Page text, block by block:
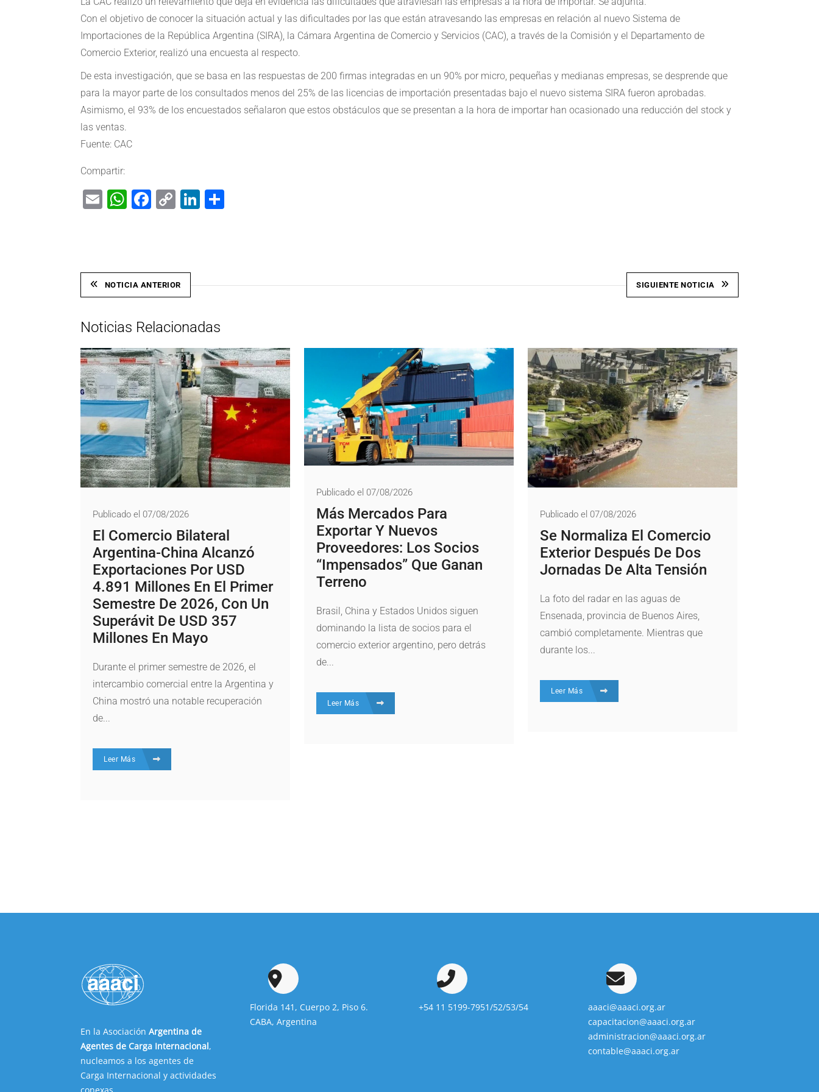
Con el objetivo de conocer la situación actual y las dificultades por las que están atravesando las empresas en relación al nuevo Sistema de
Importaciones de la República Argentina (SIRA), la Cámara Argentina de Comercio y Servicios (CAC), a través de la Comisión y el Departamento de
Comercio Exterior, realizó una encuesta al respecto.
De esta investigación, que se basa en las respuestas de 200 firmas integradas en un 90% por micro, pequeñas y medianas empresas, se desprende que
para la mayor parte de los consultados menos del 25% de las licencias de importación presentadas bajo el nuevo sistema SIRA fueron aprobadas.
Asimismo, el 93% de los encuestados señalaron que estos obstáculos que se presentan a la hora de importar han ocasionado una reducción del stock y
las ventas.
Fuente: CAC
Compartir:
EmailWhatsApp
Facebook
CopyLinkedIn
NOTICIA ANTERIOR SIGUIENTE NOTICIA
Noticias Relacionadas
Publicado el 07/08/2026
El Comercio Bilateral
Argentina-China Alcanzó
Exportaciones Por USD
4.891 Millones En El Primer
Semestre De 2026, Con Un
Superávit De USD 357
Millones En Mayo
Durante el primer semestre de 2026, el
intercambio comercial entre la Argentina y
China mostró una notable recuperación
de...
Leer Más
Publicado el 07/08/2026
Más Mercados Para
Exportar Y Nuevos
Proveedores: Los Socios
“impensados” Que Ganan
Terreno
Brasil, China y Estados Unidos siguen
dominando la lista de socios para el
comercio exterior argentino, pero detrás
de...
Leer Más
Publicado el 07/08/2026
Se Normaliza El Comercio
Exterior Después De Dos
Jornadas De Alta Tensión
La foto del radar en las aguas de
Ensenada, provincia de Buenos Aires,
cambió completamente. Mientras que
durante los...
Leer Más
En la Asociación Argentina de
Agentes de Carga Internacional,
nucleamos a los agentes de
Carga Internacional y actividades
Florida 141, Cuerpo 2, Piso 6.
CABA, Argentina
+54 11 5199-7951/52/53/54
aaaci@aaaci.org.ar
capacitacion@aaaci.org.ar
administracion@aaaci.org.ar
contable@aaaci.org.ar